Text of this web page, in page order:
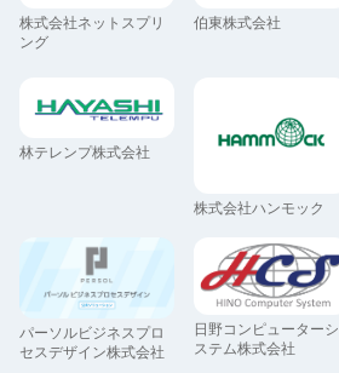
株式会社ネットスプリ
ング
伯東株式会社
林テレンプ株式会社
株式会社ハンモック
パーソルビジネスプロ
セスデザイン株式会社
日野コンピューターシ
ステム株式会社